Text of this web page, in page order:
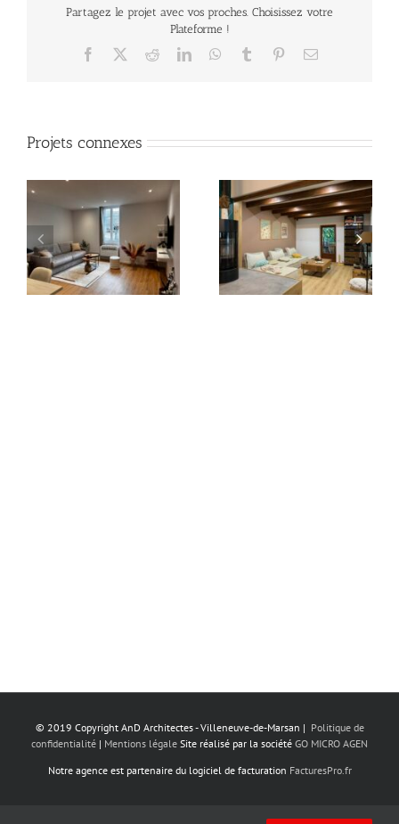
Partagez le projet avec vos proches. Choisissez votre
Plateforme !
Facebook RedditLinkedInWhatsApp
Tumblr PinterestEmail
Projets connexes
© 2019 Copyright AnD Architectes - Villeneuve-de-Marsan | Politique de
confidentialité | Mentions légale ‎ Site réalisé par la société GO MICRO AGEN
Notre agence est partenaire du logiciel de facturation FacturesPro.fr